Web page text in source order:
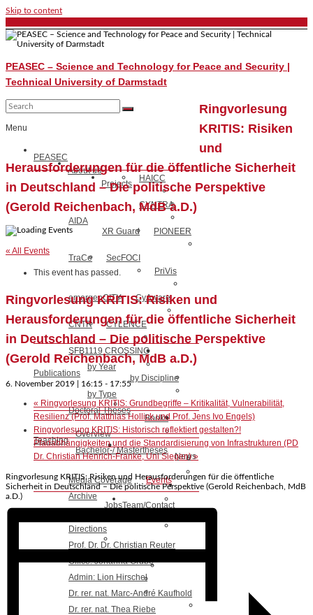
Skip to content
PEASEC – Science and Technology for Peace and Security |
Technical University of Darmstadt
Menu
PEASEC
About us
Projects
HAICC
CYNTRA
AIDA
XR Guard
PIONEER
TraCe
SecFOCI
PriVis
emergenCITY CyAware
CNTR CYLENCE
SFB1119 CROSSING
Publications
by Year
by Discipline
by Type
Doctoral Theses
Books
Teaching
Overview
Bachelor-/ Mastertheses
News
Media Coverage
Events
Archive
JobsTeam/Contact
Directions
Prof. Dr. Dr. Christian Reuter
Office: Johanna Grube
Admin: Lion Hirschel
Dr. rer. nat. Marc-André Kaufhold
Dr. rer. nat. Thea Riebe
Ringvorlesung
KRITIS: Risiken
und
Herausforderungen für die öffentliche Sicherheit
in Deutschland – Die politische Perspektive
(Gerold Reichenbach, MdB a.D.)
« All Events
This event has passed.
Ringvorlesung KRITIS: Risiken und
Herausforderungen für die öffentliche Sicherheit
in Deutschland – Die politische Perspektive
(Gerold Reichenbach, MdB a.D.)
6. November 2019 | 16:15 - 17:55
« Ringvorlesung KRITIS: Grundbegriffe – Kritikalität, Vulnerabilität,
Resilienz (Prof. Matthias Hollick und Prof. Jens Ivo Engels)
Ringvorlesung KRITIS: Historisch reflektiert gestalten?!
Pfadabhängigkeiten und die Standardisierung von Infrastrukturen (PD
Dr. Christian Henrich-Franke, Uni Siegen)»
Ringvorlesung KRITIS: Risiken und Herausforderungen für die öffentliche
Sicherheit in Deutschland – Die politische Perspektive (Gerold Reichenbach, MdB
a.D.)